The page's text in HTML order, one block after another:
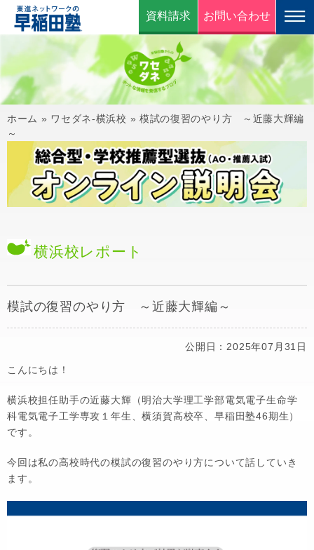
資料請求 お問い合わせ
ホーム » ワセダネ-横浜校 » 模試の復習のやり方 ～近藤大輝編
～
横浜校レポート
模試の復習のやり方 ～近藤大輝編～
公開日：2025年07月31日
こんにちは！
横浜校担任助手の近藤大輝（明治大学理工学部電気電子生命学
科電気電子工学専攻１年生、横須賀高校卒、早稲田塾46期生）
です。
今回は私の高校時代の模試の復習のやり方について話していき
ます。